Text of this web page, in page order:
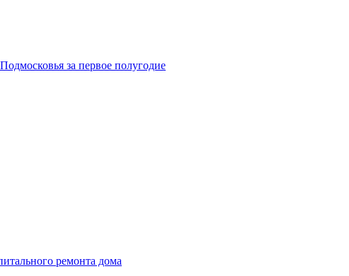
за первое полугодие
ремонта дома